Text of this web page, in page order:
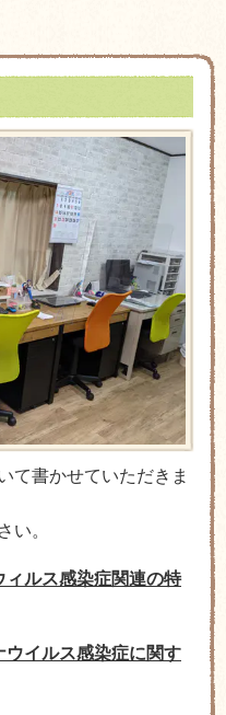
て書かせていただきま
い。
ィルス感染症関連の特
イルス感染症に関す